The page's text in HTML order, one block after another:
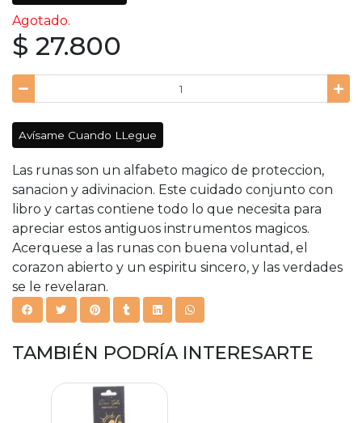
Agotado.
$ 27.800
Avísame Cuando LLegue
Las runas son un alfabeto magico de proteccion,
sanacion y adivinacion. Este cuidado conjunto con
libro y cartas contiene todo lo que necesita para
apreciar estos antiguos instrumentos magicos.
Acerquese a las runas con buena voluntad, el
corazon abierto y un espiritu sincero, y las verdades
se le revelaran.
TAMBIÉN PODRÍA INTERESARTE